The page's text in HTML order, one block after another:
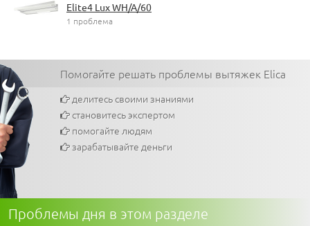
Elite4 Lux WH/A/60
1 проблема
Помогайте решать проблемы вытяжек Elica
делитесь своими знаниями
становитесь экспертом
помогайте людям
зарабатывайте деньги
Проблемы дня в этом разделе